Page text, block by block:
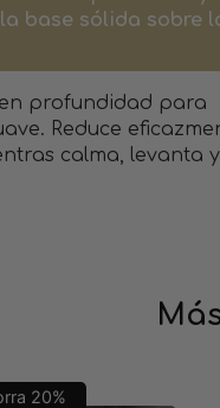
base sólida sobre
profundidad para
Reduce
calma, levanta y
20%